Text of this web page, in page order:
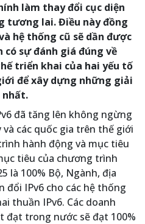
làm thay đổi cục diện
tương lai. Điều này đồng
hệ thống cũ sẽ dần được
có sự đánh giá đúng về
triển khai của hai yếu tố
để xây dựng những giải
nhất.
đã tăng lên không ngừng
các quốc gia trên thế giới
hành động và mục tiêu
tiêu của chương trình
là 100% Bộ, Ngành, địa
đổi IPv6 cho các hệ thống
thuần IPv6. Các doanh
đạt trong nước sẽ đạt 100%